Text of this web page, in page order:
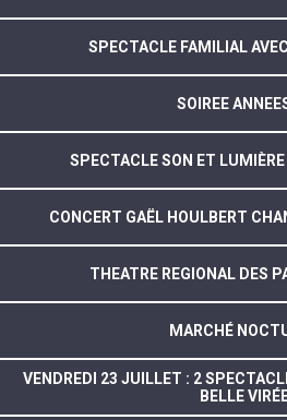
SPECTACLE FAMILIAL
SOIREE
SPECTACLE SON ET
CONCERT GAËL HOULBERT
THEATRE REGIONAL DES
MARCHÉ
VENDREDI 23 JUILLET : 2
BELLE